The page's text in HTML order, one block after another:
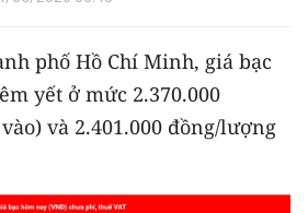
phố Hồ Chí Minh, giá bạc
yết ở mức 2.370.000
và 2.401.000 đồng/lượng